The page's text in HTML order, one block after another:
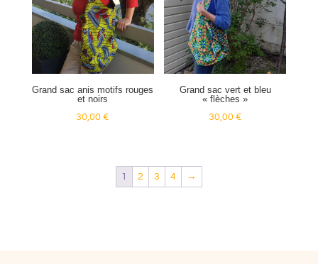
Grand sac anis motifs rouges
et noirs
30,00€
Grand sac vert et bleu
« flèches »
30,00 €
1 2 3 4 →